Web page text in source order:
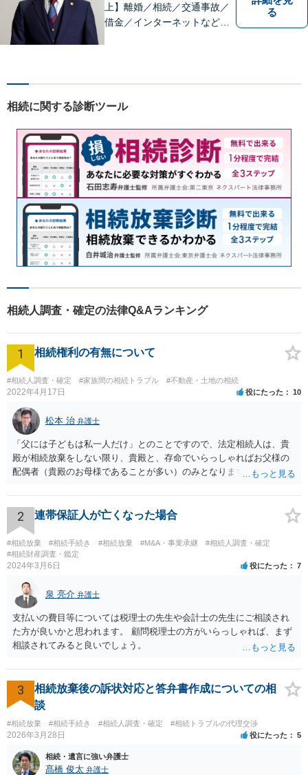
上】離婚／相続／交通事故／
借金／インターネットなど幅
皆様にとって最善の解決を模
相談ください。
る
相続に関する診断ツール
相続人調査・確定の法律Q&Aランキング
1 相続権利の有無について
#相続人調査・確定 #家族間の相続トラブル #不動産・土地の相続
2022年4月17日 役にたった 10
松本 治 弁護士
「父には子どもは私一人だけ」とのことですので、法定相続人は、貴
殿が相続放棄をしない限り、貴殿と、存命でいらっしゃればお父様の
配偶者（貴殿のお母様であることが多い）のみとなります。遺言がな
2 連帯保証人が亡くなった場合
#相続放棄 #相続手続き #相続放棄 #M&A・事業承継
#相続人調査・確定
#相続財産調査・鑑定
2024年3月6日 役にたった 7
泉 亮介 弁護士
支払いの費目等については税理士の先生や会計士の先生にご相談され
た方が良いかと思われます。 顧問税理士の方がいらっしゃれば、まず
相談されてみると良いでしょう。
3
相続放棄後の訴状対応と答弁書作成についての相
談
#相続放棄 #相続手続き #相続人調査・確定 #相続トラブルの代理交渉
2026年3月28日 役にたった 5
相続・遺言に強い弁護士
髙橋 俊太 弁護士